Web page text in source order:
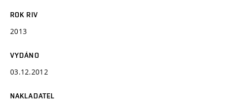
ROK RIV
2013
VYDÁNO
03.12.2012
NAKLADATEL